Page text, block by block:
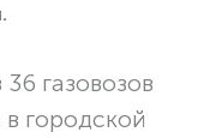
газовозов
городской